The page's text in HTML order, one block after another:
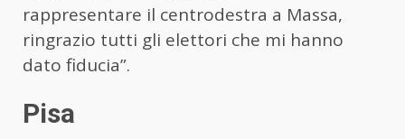
rappresentare il centrodestra a Massa,
ringrazio tutti gli elettori che mi hanno
dato fiducia”.
Pisa